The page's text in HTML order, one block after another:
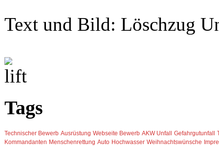
Text und Bild: Löschzug
Tags
Technischer Bewerb Ausrüstung Webseite Bewerb AKW Unfall Gefahrgutunfall
Kommandanten Menschenrettung Auto Hochwasser Weihnachtswünsche